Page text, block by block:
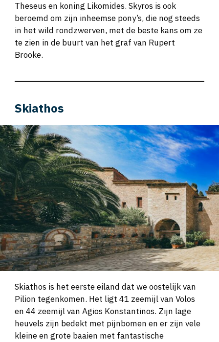
Theseus en koning Likomides. Skyros is ook
beroemd om zijn inheemse pony’s, die nog steeds
in het wild rondzwerven, met de beste kans om ze
te zien in de buurt van het graf van Rupert
Brooke.
Skiathos
Skiathos is het eerste eiland dat we oostelijk van
Pilion tegenkomen. Het ligt 41 zeemijl van Volos
en 44 zeemijl van Agios Konstantinos. Zijn lage
heuvels zijn bedekt met pijnbomen en er zijn vele
kleine en grote baaien met fantastische